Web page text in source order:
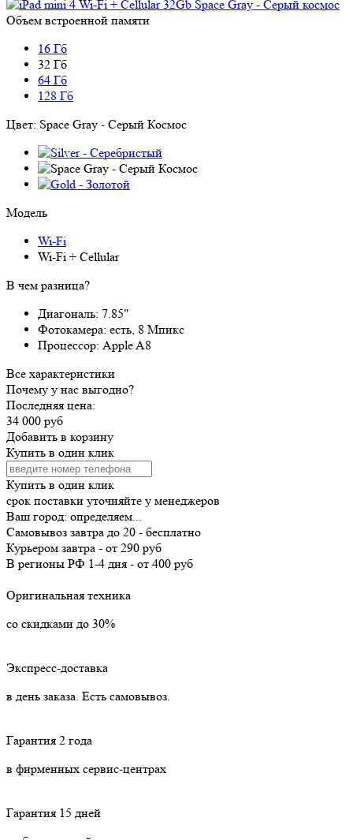
Объем встроенной памяти
16 Гб
32 Гб
64 Гб
128 Гб
Цвет: Space Gray - Серый Космос
Модель
Wi-Fi
Wi-Fi + Cellular
В чем разница?
Диагональ: 7.85"
Фотокамера: есть, 8 Мпикс
Процессор: Apple A8
Все характеристики
Почему у нас выгодно?
Последняя цена:
34 000 руб
Добавить в корзину
Купить в один клик
Купить в один клик
срок поставки уточняйте у менеджеров
Ваш город: определяем...
Самовывоз завтра до 20 - бесплатно
Курьером завтра - от 290 руб
В регионы РФ 1-4 дня - от 400 руб
Оригинальная техника
со скидками до 30%
Экспресс-доставка
в день заказа. Есть самовывоз.
Гарантия 2 года
в фирменных сервис-центрах
Гарантия 15 дней